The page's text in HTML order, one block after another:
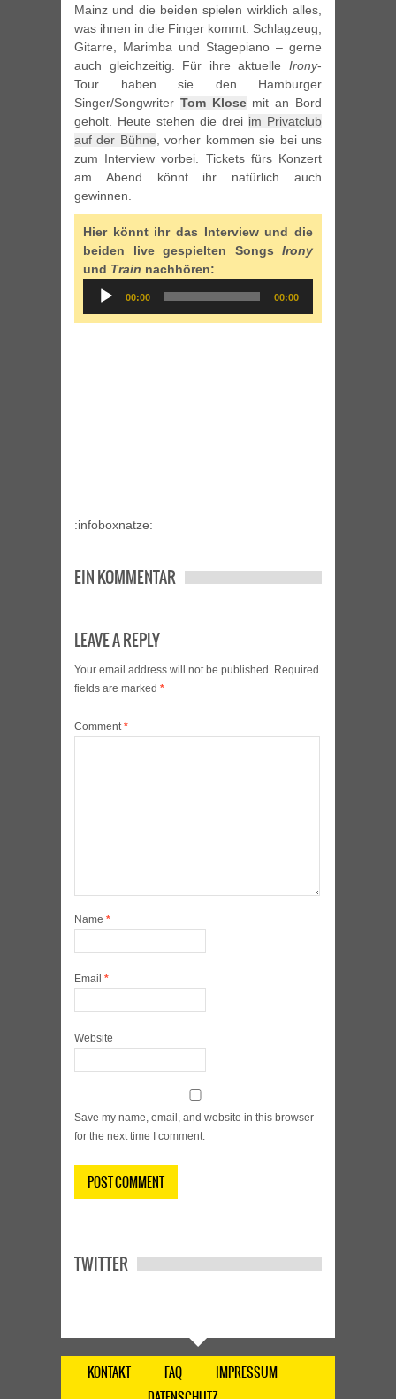
Mainz und die beiden spielen wirklich alles,
was ihnen in die Finger kommt: Schlagzeug,
Gitarre, Marimba und Stagepiano – gerne
auch gleichzeitig. Für ihre aktuelle Irony-
Tour haben sie den Hamburger
Singer/Songwriter Tom Klosemit an Bord
geholt. Heute stehen die drei im Privatclub
auf der Bühne, vorher kommen sie bei uns
zum Interview vorbei. Tickets fürs Konzert
am Abend könnt ihr natürlich auch
gewinnen.
Hier könnt ihr das Interview und die
beiden live gespielten Songs Irony
und Train nachhören:
Audio
Player
00:00 00:00
:infoboxnatze:
EIN KOMMENTAR
LEAVE A REPLY
Your email address will not be published. Required
fields are marked *
Comment*
Name *
Email *
Website
Save my name, email, and website in this browser
for the next time I comment.
TWITTER
KONTAKT FAQ
IMPRESSUM